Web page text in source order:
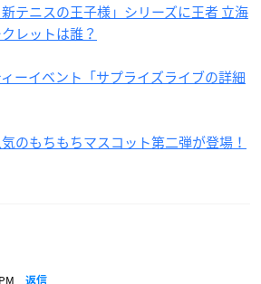
テニスの王子様」シリーズに王者 立海
レットは誰？
ーイベント「サプライズライブの詳細
のもちもちマスコット第二弾が登場！
返信